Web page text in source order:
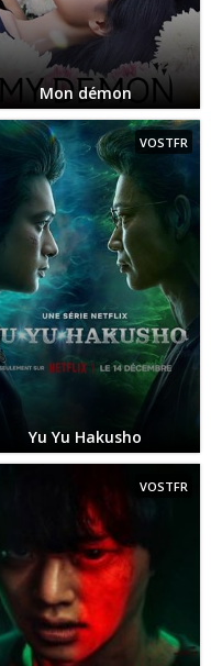
Mon démon
VOSTFR
Yu Yu Hakusho
VOSTFR